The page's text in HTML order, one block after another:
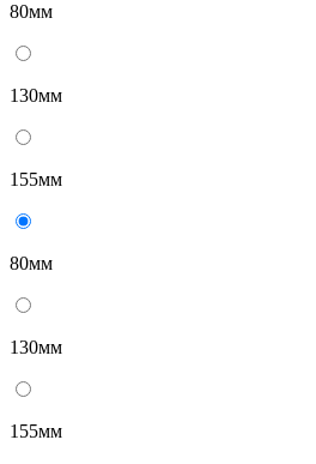
80мм
130мм
155мм
80мм
130мм
155мм